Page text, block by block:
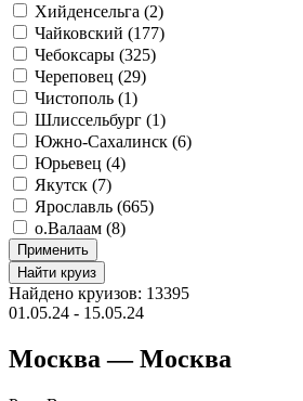
Хийденсельга (2)
Чайковский (177)
Чебоксары (325)
Череповец (29)
Чистополь (1)
Шлиссельбург (1)
Южно-Сахалинск (6)
Юрьевец (4)
Якутск (7)
Ярославль (665)
о.Валаам (8)
Применить
Найти круиз
Найдено круизов: 13395
01.05.24 - 15.05.24
Москва — Москва